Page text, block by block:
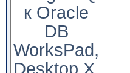
к Oracle
DB
WorksPad,
Desktop X,